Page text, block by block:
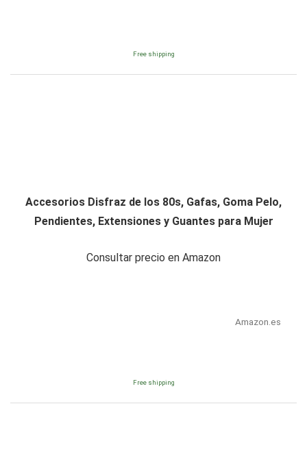
Free shipping
Accesorios Disfraz de los 80s, Gafas, Goma Pelo,
Pendientes, Extensiones y Guantes para Mujer
Consultar precio en Amazon
Amazon.es
Free shipping